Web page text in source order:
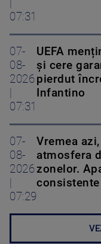
07:31
07-
08-
2026
07:31
UEFA
și cere
pierdut
Infantino
07-
08-
2026
07:29
Vremea
atmosfera
zonelor.
consistente